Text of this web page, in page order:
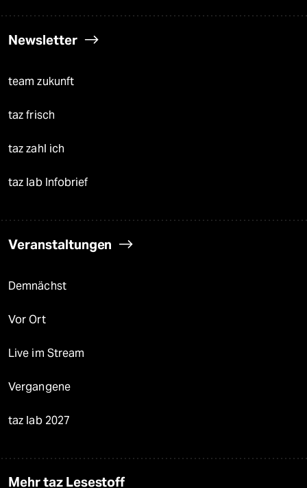
Newsletter
team zukunft
taz frisch
taz zahl ich
taz lab Infobrief
Veranstaltungen
Demnächst
Vor Ort
Live im Stream
Vergangene
taz lab 2027
Mehr taz Lesestoff